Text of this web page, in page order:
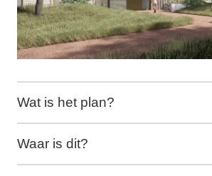
Wat is het plan?
Waar is dit?